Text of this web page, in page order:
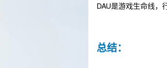
DAU是游戏生命线，
总结：